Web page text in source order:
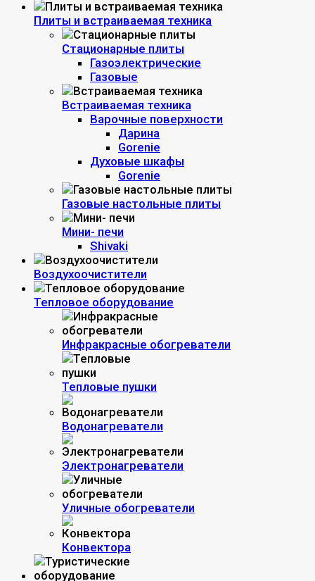
Плиты и встраиваемая техника
Стационарные плиты
Газоэлектрические
Газовые
Встраиваемая техника
Варочные поверхности
Дарина
Gorenie
Духовые шкафы
Gorenie
Газовые настольные плиты
Мини- печи
Shivaki
Воздухоочистители
Тепловое оборудование
Инфракрасные обогреватели
Тепловые пушки
Водонагреватели
Электронагреватели
Уличные обогреватели
Конвектора